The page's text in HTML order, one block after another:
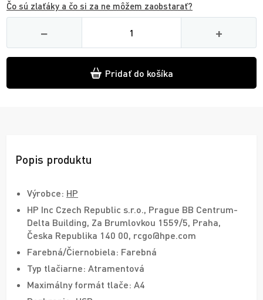
Čo sú zlaťáky a čo si za ne môžem zaobstarať?
−
Množství
+
Pridať do košíka
Popis produktu
Výrobce: HP
HP Inc Czech Republic s.r.o., Prague BB Centrum-
Delta Building, Za Brumlovkou 1559/5, Praha,
Česka Republika 140 00, rcgo@hpe.com
Farebná/Čiernobiela: Farebná
Typ tlačiarne: Atramentová
Maximálny formát tlače: A4